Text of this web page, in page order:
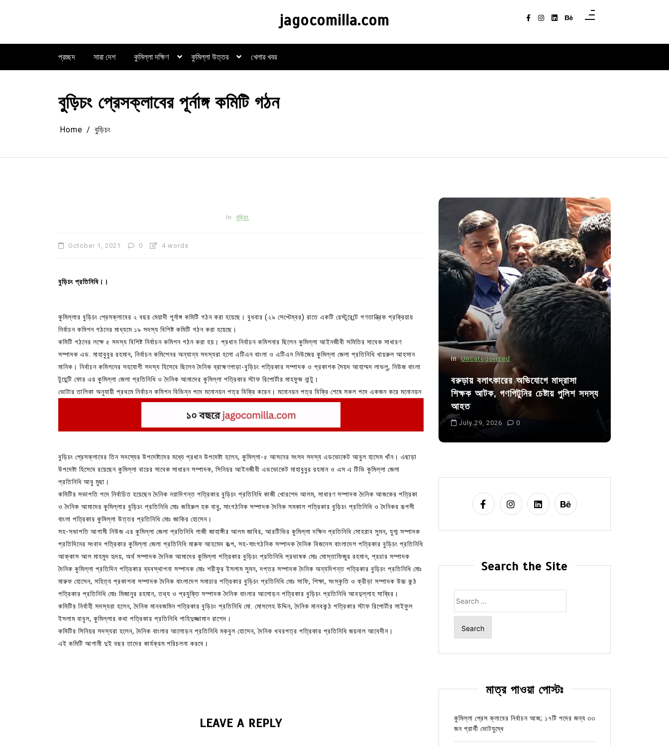
jagocomilla.com
প্রচ্ছদ সারা দেশ কুমিল্লা দক্ষিণ কুমিল্লা উত্তর খেলার খবর
বুড়িচং প্রেসক্লাবের পূর্নাঙ্গ কমিটি গঠন
Home বুড়িচং
In বুড়িচং
October 1, 2021 0 4 words
বুড়িচং প্রতিনিধি।।
কুমিল্লার বুড়িচং প্রেসক্লাবের ২ বছর মেয়াদী পূর্নাঙ্গ কমিটি গঠন করা হয়েছে। বুধবার (২৯ সেপ্টেম্বর) রাতে একটি রেস্টুরেন্টে গণতান্ত্রিক প্রক্রিয়ায়
নির্বাচন কমিশন গঠনের মাধ্যমে ১৯ সদস্য বিশিষ্ট কমিটি গঠন করা হয়েছে।
কমিটি গঠনের লক্ষে ৫ সদস্য বিশিষ্ট নির্বাচন কমিশন গঠন করা হয়। প্রধান নির্বাচন কমিশনার ছিলেন কুমিল্লা আইনজীবী সমিতির সাবেক সাধারণ
সম্পাদক এড. মাহাবুবুর রহমান, নির্বাচন কমিশেনর অন্যান্য সদস্যরা হলো এটিএন বাংলা ও এটিএন নিউজের কুমিল্লা জেলা প্রতিনিধি খায়রুল আহসান
মানিক। নির্বাচন কমিশনের সহযোগী সদস্য হিসেবে ছিলেন দৈনিক ব্রাহ্মণপাড়া-বুড়িচং পত্রিকার সম্পাদক ও প্রকাশক সৈয়দ আহাম্মদ লাভলু, নিউজ বাংলা
টুয়েন্টি ফোর এর কুমিল্লা জেলা প্রতিনিধি ও দৈনিক আমাদের কুমিল্লা পত্রিকার স্টাফ রিপোর্টার মাহফুজ নান্টু।
ভোটার তালিকা অনুযায়ী প্রথমে নির্বাচন কমিশন বিভিন্ন পদে মনোনয়ন পত্র বিক্রি করেন। মনোনয়ন পত্র বিক্রি শেষে সকল পদে একজন করে মনোনয়ন
জমা দেয়ায়, নির্বাচন কমিশন যাচাই বাছাই ও নির্ধারিত সময় শেষে সকলকে বিজয়ী ঘোষনা করে ১৯ সদস্য বিশিষ্ট কমিটি গঠন করেন।
বুড়িচং প্রেসক্লাবের তিন সদস্যের উপদেষ্টাদের মধ্যে প্রধান উপদেষ্টা হলেন, কুমিল্লা-৫ আসনের সংসদ সদস্য এডভোকেট আবুল হাসেম খাঁন। এছাড়া
উপদেষ্টা হিসেবে রয়েছেন কুমিল্লা বারের সাবেক সাধারন সম্পাদক, সিনিয়র আইনজীবী এডভোকেট মাহাবুবুর রহমান ও এস এ টিভি কুমিল্লা জেলা
প্রতিনিধি আবু মুছা।
কমিটির সভাপতি পদে নির্বাচিত হয়েছেন দৈনিক নয়াদিগন্ত পত্রিকার বুড়িচং প্রতিনিধি কাজী খোরশেদ আলম, সাধারণ সম্পাদক দৈনিক আজকের পত্রিকা
ও দৈনিক আমাদের কুমিল্লার বুড়িচং প্রতিনিধি মোঃ জহিরুল হক বাবু, সাংগঠনিক সম্পাদক দৈনিক সমকাল পত্রিকার বুড়িচং প্রতিনিধি ও দৈনিকর রূপসী
বাংলা পত্রিকার কুমিল্লা উত্তর প্রতিনিধি মোঃ জাকির হোসেন।
সহ-সভাপতি আগামী নিউজ এর কুমিল্লা জেলা প্রতিনিধি গাজী জাহাঙ্গীর আলম জাবির, আরটিভির কুমিল্লা দক্ষিন প্রতিনিধি সোহরাব সুমন, যুগ্ম সম্পাদক
প্রতিদিনের সংবাদ পত্রিকার কুমিল্লা জেলা প্রতিনিধি মারুফ আহমেদ কল্প, সহ-সাংগঠনিক সম্পাদক দৈনিক বিজনেস বাংলাদেশ পত্রিকার বুড়িচং প্রতিনিধি
আক্কাস আল মাহমুদ হৃদয়, অর্থ সম্পাদক দৈনিক আমাদের কুমিল্লা পত্রিকার বুড়িচং প্রতিনিধি প্রভাষক মোঃ মোস্তাফিজুর রহমান, প্রচার সম্পাদক
দৈনিক কুমিল্লা প্রতিদিন পত্রিকার ব্যবস্থাপনা সম্পাদক মোঃ শরীফুর ইসলাম সুমন, দপ্তর সম্পাদক দৈনিক অন্যদিগন্ত পত্রিকার বুড়িচং প্রতিনিধি মোঃ
মারুফ হোসেন, সহিত্য প্রকাশনা সম্পাদক দৈনিক বাংলাদেশ সমাচার পত্রিকার বুড়িচং প্রতিনিধি মোঃ সাফি, শিক্ষা, সংস্কৃতি ও ক্রীড়া সম্পাদক উচ্চ কন্ঠ
পত্রিকার প্রতিনিধি মোঃ মিজানুর রহমান, তথ্য ও প্রযুক্তি সম্পাদক দৈনিক বাংলার আলোড়ন পত্রিকার বুড়িচং প্রতিনিধি আবদুল্লাহ সাব্বির।
কমিটির নির্বাহী সদস্যরা হলেন, দৈনিক মানবজমিন পত্রিকার বুড়িচং প্রতিনিধি মো. মোসলেহ উদ্দিন, দৈনিক মানবকন্ঠ পত্রিকার স্টাফ রিপোর্টার সাইফুল
ইসলাম বাবুল, কুমিল্লার কথা পত্রিকার প্রতিনিধি শাহিদুজ্জামান রাশেদ।
কমিটির সিনিয়র সদস্যরা হলেন, দৈনিক বাংলার আলোড়ন প্রতিনিধি মকবুল হোসেন, দৈনিক খবরপত্র পত্রিকার প্রতিনিধি জয়নাল আবেদীন।
এই কমিটি আগামী দুই বছর তাদের কার্যক্রম পরিচলনা করবে।
LEAVE A REPLY
In Uncategorized
বরুড়ায় বলাৎকারের অভিযোগে মাদ্রাসা
শিক্ষক আটক, গণপিটুনির চেষ্টায় পুলিশ সদস্য
In Uncategorized
কুমিল্লা প্রেস ক্লাবের নির্বাচন আজ; ১৭টি
In Uncategorized
বরুড়ায় বলাৎকারের অভিযোগে মাদ্রাসা
শিক্ষক আটক, গণপিটুনির চেষ্টায় পুলিশ সদস্য
আহত
July 29, 2026 0
Search the Site
for:
মাত্র পাওয়া পোস্টঃ
কুমিল্লা প্রেস ক্লাবের নির্বাচন আজ; ১৭টি পদের জন্য ৩৩
জন প্রার্থী ভোটযুদ্ধে